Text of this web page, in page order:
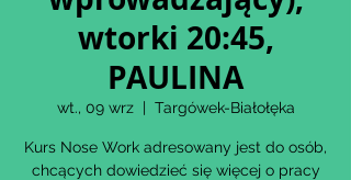
wtorki 20:45,
PAULINA
wt., 09 wrz
  |
Targówek-Białołęka
Kurs Nose Work adresowany jest do osób,
chcących dowiedzieć się więcej o pracy